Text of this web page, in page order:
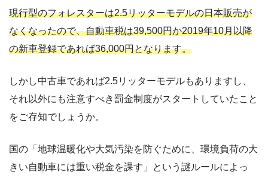
現行型のフォレスターは2.5リッターモデルの日本販売が
なくなったので、自動車税は39,500円か2019年10月以降
の新車登録であれば36,000円となります。
しかし中古車であれば2.5リッターモデルもありますし、
それ以外にも注意すべき罰金制度がスタートしていたこと
をご存知でしょうか。
国の「地球温暖化や大気汚染を防ぐために、環境負荷の大
きい自動車には重い税金を課す」という謎ルールによっ